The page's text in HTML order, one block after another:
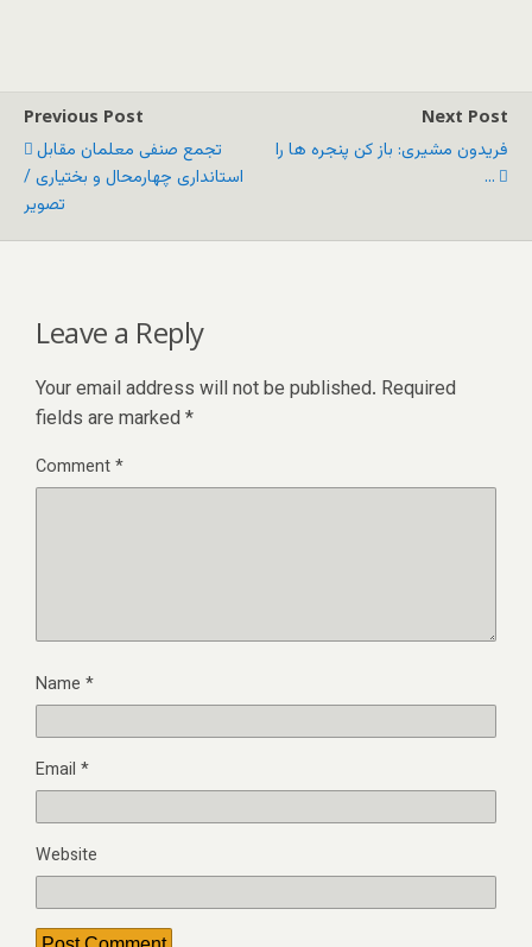
Previous Post
تجمع صنفی معلمان مقابل
استانداری چهارمحال و بختیاری /
تصویر
Next Post
فریدون مشیری: باز کن پنجره ها را
...
Leave a Reply
Your email address will not be published. Required
fields are marked *
Comment*
Name *
Email *
Website